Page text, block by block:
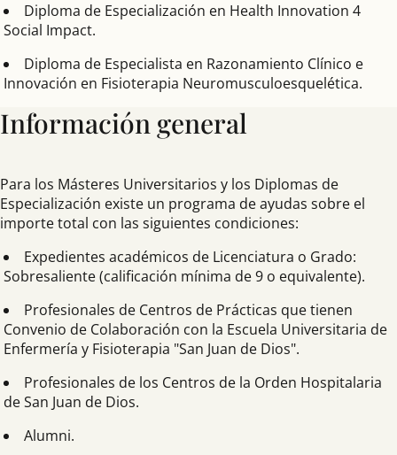
Diploma de Especialización en Health Innovation 4
Social Impact.
Diploma de Especialista en Razonamiento Clínico e
Innovación en Fisioterapia Neuromusculoesquelética.
Información general
Para los Másteres Universitarios y los Diplomas de
Especialización existe un programa de ayudas sobre el
importe total con las siguientes condiciones:
Expedientes académicos de Licenciatura o Grado:
Sobresaliente (calificación mínima de 9 o equivalente).
Profesionales de Centros de Prácticas que tienen
Convenio de Colaboración con la Escuela Universitaria de
Enfermería y Fisioterapia "San Juan de Dios".
Profesionales de los Centros de la Orden Hospitalaria
de San Juan de Dios.
Alumni.